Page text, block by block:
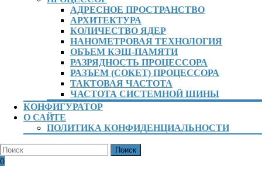
АДРЕСНОЕ ПРОСТРАНСТВО
АРХИТЕКТУРА
КОЛИЧЕСТВО ЯДЕР
НАНОМЕТРОВАЯ ТЕХНОЛОГИЯ
ОБЪЕМ КЭШ-ПАМЯТИ
РАЗРЯДНОСТЬ ПРОЦЕССОРА
РАЗЪЕМ (СОКЕТ) ПРОЦЕССОРА
ТАКТОВАЯ ЧАСТОТА
ЧАСТОТА СИСТЕМНОЙ ШИНЫ
КОНФИГУРАТОР
О САЙТЕ
ПОЛИТИКА КОНФИДЕНЦИАЛЬНОСТИ
КНОПКА
ЗАКРЫТЬ
Найти:
Вход
Корзина
0